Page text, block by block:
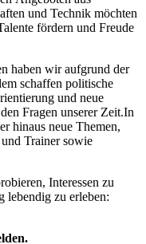
und Technik möchten
fördern und Freude
haben wir aufgrund der
schaffen politische
und neue
Fragen unserer Zeit.In
hinaus neue Themen,
Trainer sowie
Interessen zu
lebendig zu erleben: